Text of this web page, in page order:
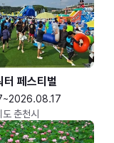
터 페스티벌
춘천시